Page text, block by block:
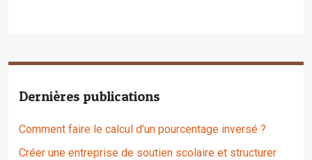
Dernières publications
Comment faire le calcul d’un pourcentage inversé ?
Créer une entreprise de soutien scolaire et structurer